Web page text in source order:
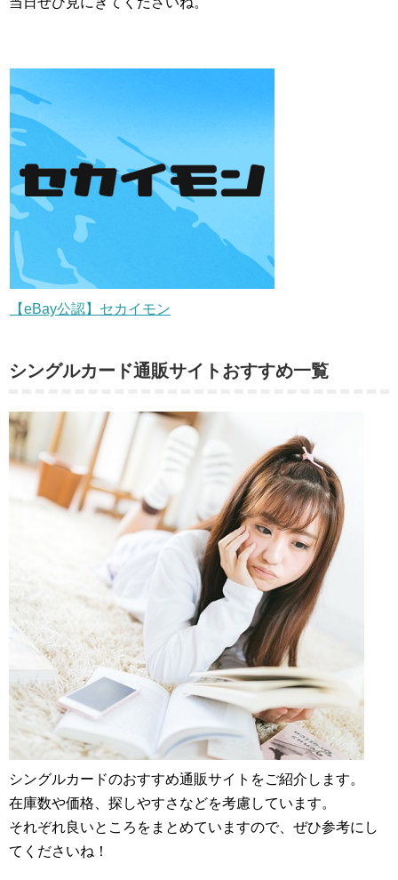
【eBay公認】セカイモン
シングルカード通販サイトおすすめ一覧
シングルカードのおすすめ通販サイトをご紹介します。
在庫数や価格、探しやすさなどを考慮しています。
それぞれ良いところをまとめていますので、ぜひ参考にし
てくださいね！